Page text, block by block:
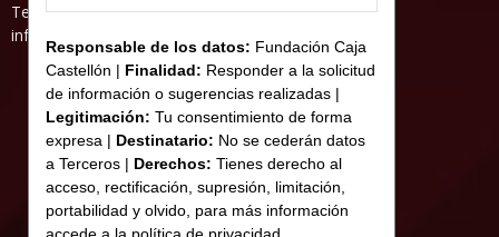
Telèfon 964 232 551 • Fax 964 231 550
informacion@fundacioncajacastellon.es
Responsable de los datos: Fundación Caja
Castellón | Finalidad: Responder a la solicitud
de información o sugerencias realizadas |
Legitimación: Tu consentimiento de forma
expresa | Destinatario: No se cederán datos
a Terceros | Derechos: Tienes derecho al
acceso, rectificación, supresión, limitación,
portabilidad y olvido, para más información